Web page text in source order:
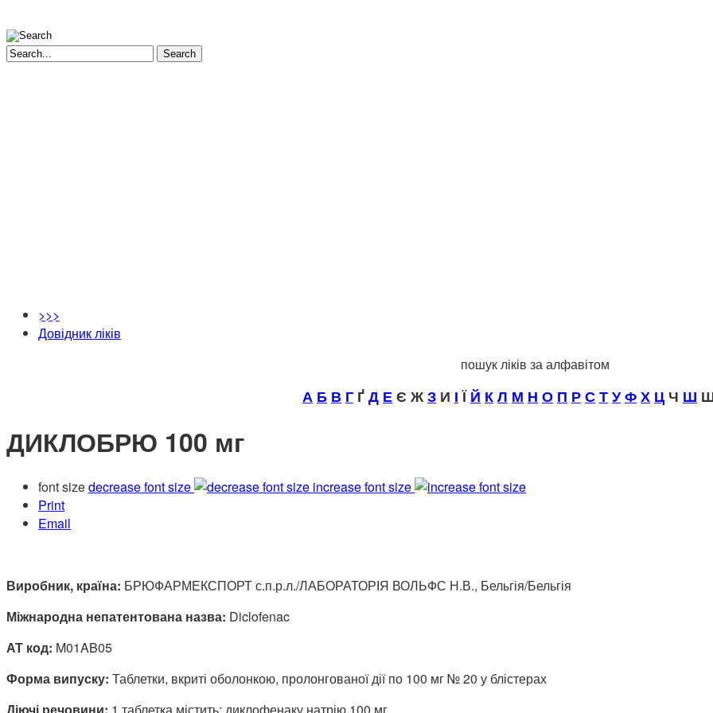
Search
>>>
Довідник ліків
пошук ліків за алфавітом
А Б В Г ҐД ЕЄ ЖЗ И ІЇЙ КЛ М Н О П РСТУФХ Ц Ч Ш
ДИКЛОБРЮ 100 мг
font sizedecrease font size
increase font size
Print
Email
Виробник, країна: БРЮФАРМЕКСПОРТ с.п.р.л./ЛАБОРАТОРІЯ ВОЛЬФС Н.В., Бельгія/Бельгія
Міжнародна непатентована назва: Diclofenac
АТ код: M01AB05
Форма випуску: Таблетки, вкриті оболонкою, пролонгованої дії по 100 мг № 20 у блістерах
Діючі речовини: 1 таблетка містить: диклофенаку натрію 100 мг